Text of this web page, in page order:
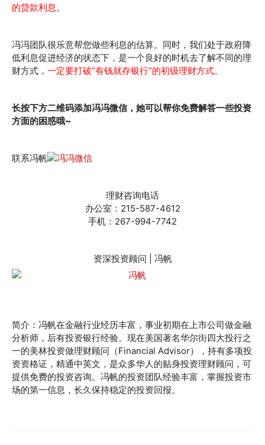
的贷款利息 。
冯冯团队很乐意帮您做些利息的估算。同时，我们处于政府降
低利息促进经济的状态下，是一个良好的时机去了解不同的理
财方式， 一定要打破“有钱就存银行”的初级理财方式。
长按下方二维码添加冯冯微信，她可以帮你免费解答一些投资
方面的困惑哦~
联系冯帆
理财咨询电话
办公室：215-587-4612
手机：267-994-7742
资深投资顾问 | 冯帆
简介：冯帆在金融行业经历丰富，事业初期在上市公司做金融
分析师，后有投资银行经验。现在美国著名华尔街四大投行之
一的美林投资做理财顾问（Financial Advisor），持有多项投
资资格证，精通中英文，是众多华人的贴身投资理财顾问，可
提供免费的投资咨询。冯帆的投资团队经验丰富，掌握投资市
场的第一信息，长久保持稳定的投资回报。